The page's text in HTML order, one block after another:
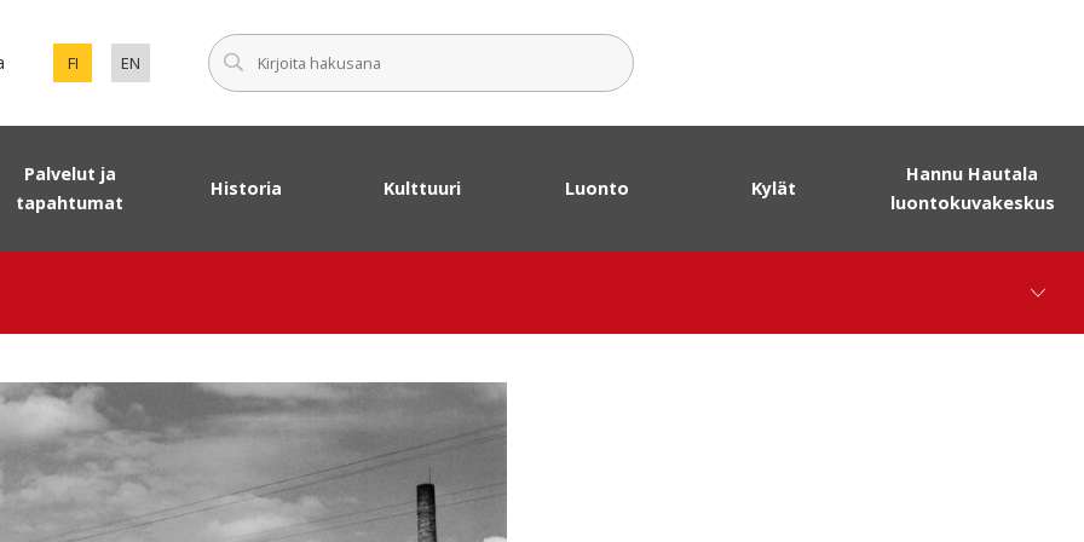
FI
VAIHDA SIVUSTON KIELEKSI SUOMI.
EN
SET ENGLISH AS THE LANGUAGE OF THE PAGE.
Palvelut ja
tapahtumat
Historia Kulttuuri Luonto Kylät
Hannu Hautala
luontokuvakeskus